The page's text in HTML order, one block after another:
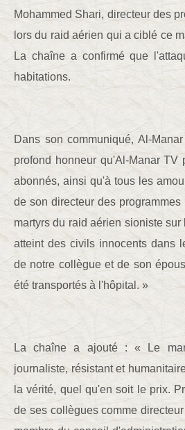
Mohammed Shari, directeur des
lors du raid aérien qui a ciblé ce
La chaîne a confirmé que
habitations.
Dans son communiqué, Al-
profond honneur qu'Al-Manar
abonnés, ainsi qu'à tous les
de son directeur des
martyrs du raid aérien sioniste
atteint des civils innocents dans
de notre collègue et de son
été transportés à l'hôpital. »
La chaîne a ajouté : « Le
journaliste, résistant et
la vérité, quel qu'en soit le prix.
de ses collègues comme